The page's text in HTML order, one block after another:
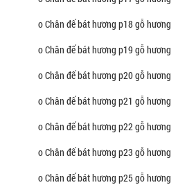
o Chân đế bát hương p18 gỗ hương
o Chân đế bát hương p19 gỗ hương
o Chân đế bát hương p20 gỗ hương
o Chân đế bát hương p21 gỗ hương
o Chân đế bát hương p22 gỗ hương
o Chân đế bát hương p23 gỗ hương
o Chân đế bát hương p25 gỗ hương